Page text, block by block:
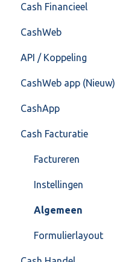
Bank(koppeling)
Import/Export
Postbus
Training & Consultancy
Overig
Cash Financieel
Boekhoud
Fiscaal
Overig
CashWeb
CashHero Layout
Mailen vanuit CASHWeb
Algemeen gebruik
API / Koppeling
Algemeen
Api 3.0 (SOAP API)
API 4.0 (REST API)
CashWeb app (Nieuw)
Veel gestelde vragen
CashApp
Cash Facturatie
Factureren
Instellingen
Algemeen
Formulierlayout